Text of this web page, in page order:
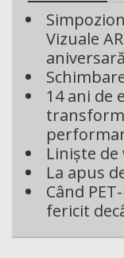
Vizuale
aniversară
14 ani de
Liniște de
La apus
Când
fericit